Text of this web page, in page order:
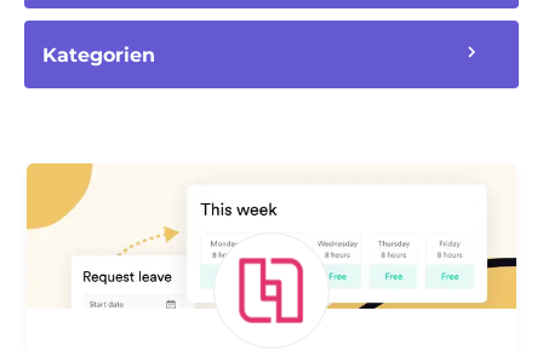
Kategorien